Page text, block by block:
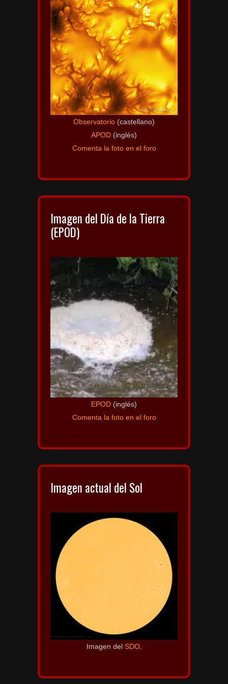
Observatorio (castellano)
APOD (inglés)
Comenta la foto en el foro
Imagen del Día de la Tierra
(EPOD)
EPOD (inglés)
Comenta la foto en el foro
Imagen actual del Sol
Imagen del SDO.